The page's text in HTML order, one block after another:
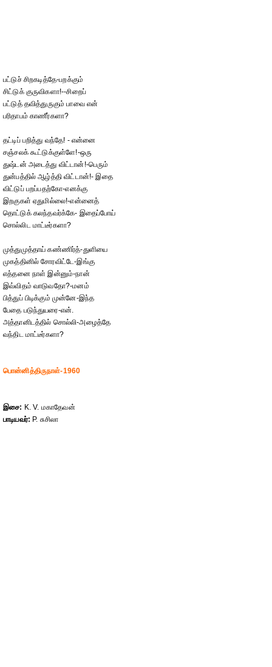
பட்டுச் சிறகடித்தே-பறக்கும்
சிட்டுக் குருவிகளா!--சிறைப்
பட்டுத் தவித்துருகும் பாவை என்
பரிதாபம் காணீர்களா?
தட்டிப் பறித்து வந்தே! - என்னை
சஞ்சலக் கூட்டுக்குள்ளே!-ஒரு
துஷ்டன் அடைத்து விட்டான்!-பெரும்
துன்பத்தில் ஆழ்த்தி விட்டான்!- இதை
விட்டுப் பறப்பதற்கோ-எனக்கு
இறகுகள் ஏதுமில்லை!-என்னைத்
தொட்டுக் கலந்தவர்க்கே- இதைப்போய்
சொல்லிட மாட்டீர்களா?
முத்துமுத்தாய் கண்ணிர்த்-துளியை
முகத்தினில் சோரவிட்டே-இங்கு
எத்தனை நாள் இன்னும்-நான்
இவ்விதம் வாடுவதோ?-மனம்
பித்துப் பிடிக்கும் முன்னே-இந்த
பேதை படுந்துயரை-என்.
அத்தானிடத்தில் சொல்லி-அழைத்தே
வந்திட மாட்டீர்களா?
பொன்னித்திருநாள்-1960
இசை: K. V. மகாதேவன்
பாடியவர்: P. சுசிலா